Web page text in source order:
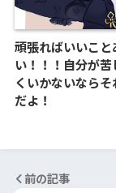
頑張ればいいこ
い！！！自分が
くいかないなら
だよ！
前の記事